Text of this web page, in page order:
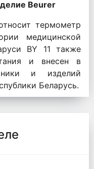
Beurer
термометр
медицинской
BY 11 также
и внесен в
и изделий
Беларусь.